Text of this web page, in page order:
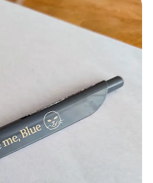
フードパ
ーカー